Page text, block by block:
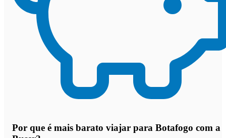
Por que é mais barato viajar para Botafogo com a